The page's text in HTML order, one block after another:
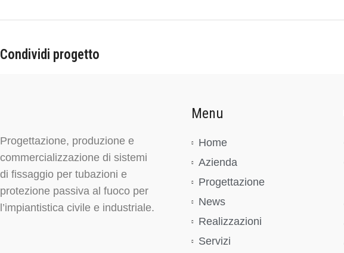
Condividi progetto
Progettazione, produzione e
commercializzazione di sistemi
di fissaggio per tubazioni e
protezione passiva al fuoco per
l’impiantistica civile e industriale.
Menu
Home
Azienda
Progettazione
News
Realizzazioni
Servizi